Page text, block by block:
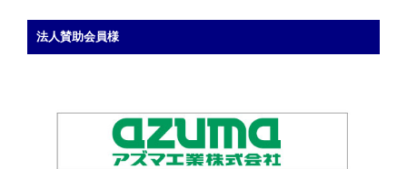
法人賛助会員様